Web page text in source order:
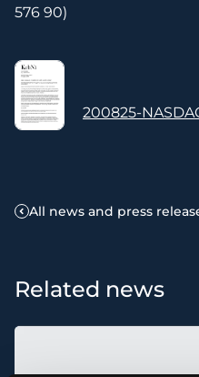
576 90)
200825-
All news and press
Related news